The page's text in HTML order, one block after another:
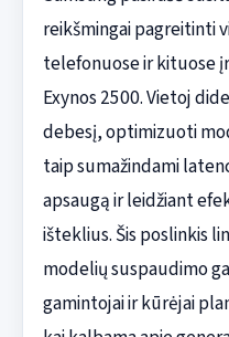
reikšmingai pagreitinti
telefonuose ir kituose
Exynos 2500. Vietoj
debesį, optimizuoti
taip sumažindami
apsaugą ir leidžiant
išteklius. Šis poslinkis
modelių suspaudimo
gamintojai ir kūrėjai